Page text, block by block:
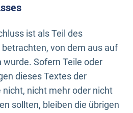
ist als Teil des
von dem aus auf
Sofern Teile oder
dieses Textes der
nicht mehr oder nicht
sollten, bleiben die übrigen